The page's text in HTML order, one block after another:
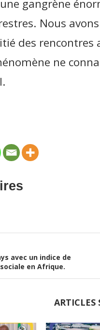
gangrène
Nous
des rencontres
ne
avec un indice de
en Afrique.
ARTICLES